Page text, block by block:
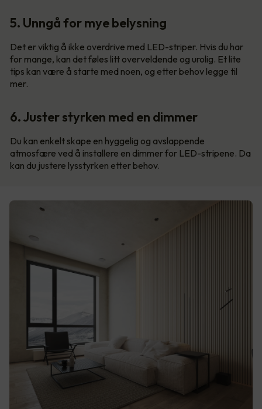
5. Unngå for mye belysning
Det er viktig å ikke overdrive med LED-striper. Hvis du har
for mange, kan det føles litt overveldende og urolig. Et lite
tips kan være å starte med noen, og etter behov legge til
mer.
6. Juster styrken med en dimmer
Du kan enkelt skape en hyggelig og avslappende
atmosfære ved å installere en dimmer for LED-stripene. Da
kan du justere lysstyrken etter behov.